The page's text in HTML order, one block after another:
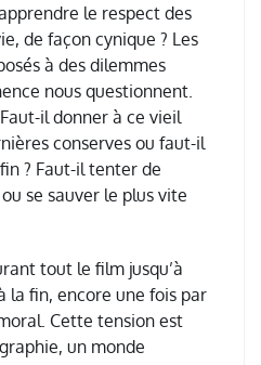
le respect des
de façon cynique ? Les
à des dilemmes
nous questionnent.
il donner à ce vieil
conserves ou faut-il
? Faut-il tenter de
se sauver le plus vite
tout le film jusqu’à
la fin, encore une fois par
Cette tension est
un monde